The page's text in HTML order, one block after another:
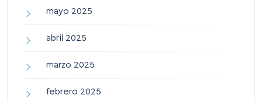
mayo 2025
abril 2025
marzo 2025
febrero 2025